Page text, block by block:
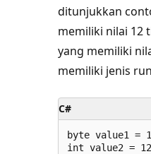
ditunjukkan
memiliki nilai 12
yang memiliki
memiliki jenis
C#
byte value1 =
int value2 =